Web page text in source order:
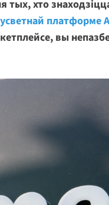
тых, хто
платформе
вы